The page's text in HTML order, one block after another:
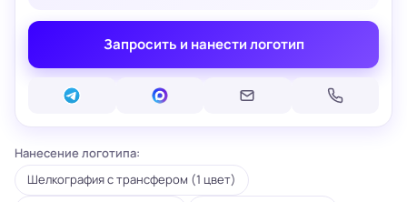
Запросить и нанести логотип
Нанесение логотипа:
Шелкография с трансфером (1 цвет)